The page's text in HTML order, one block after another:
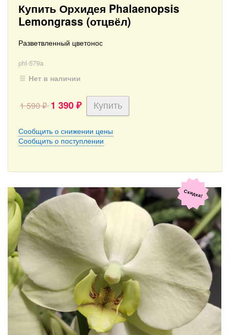
Купить Орхидея Phalaenopsis
Lemongrass (отцвёл)
Разветвленный цветонос
phl-579a
Нет в наличии
1 590₽ 1 390 ₽
Сообщить о снижении цены
Сообщить о поступлении
Скидка!